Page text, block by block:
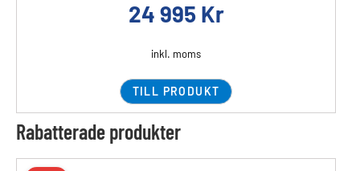
24 995 Kr
inkl. moms
TILL PRODUKT
Rabatterade produkter